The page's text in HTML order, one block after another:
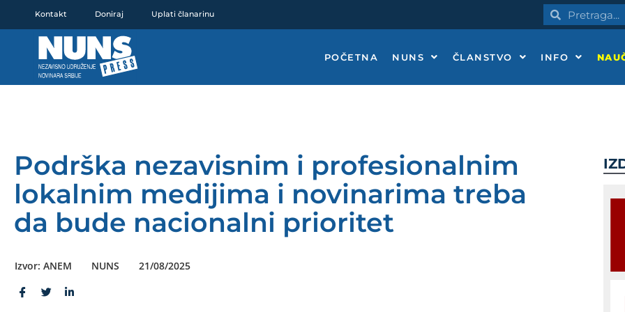
Kontakt Doniraj Uplati članarinu PretragaPretraga
POČETNA NUNS ČLANSTVO INFO
Podrška nezavisnim i profesionalnim
lokalnim medijima i novinarima treba
da bude nacionalni prioritet
Izvor: ANEM NUNS 21/08/2025